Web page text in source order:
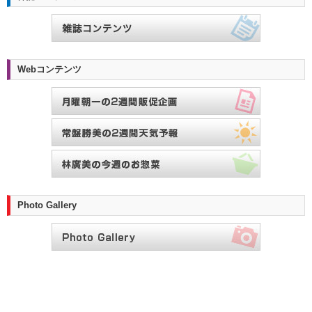
Webコンテンツ
Photo Gallery